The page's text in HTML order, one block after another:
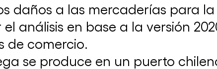
ICC Argentina participó de la COP28 en
Dubai
Boletín de Arbitraje N° 5 | Todo lo que
tenés que saber en materia de Arbitraje
Anual del Grupo Regional Consultivo de
daños a las mercaderías para la
análisis en base a la versión
de comercio.
se produce en un puerto